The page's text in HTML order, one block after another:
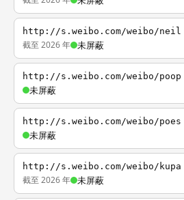
http://s.weibo.com/weibo/neil
截至 2026 年 未屏蔽
http://s.weibo.com/weibo/poop
未屏蔽
http://s.weibo.com/weibo/poes
未屏蔽
http://s.weibo.com/weibo/kupa
截至 2026 年 未屏蔽